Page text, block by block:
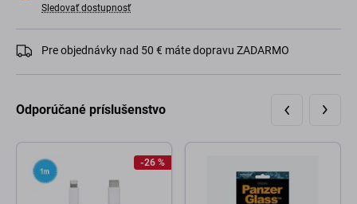
Sledovať dostupnosť
Pre objednávky nad 50 € máte dopravu ZADARMO
Odporúčané príslušenstvo
-26 %